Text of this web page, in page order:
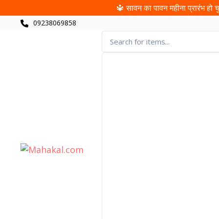
🔱 सावन का पावन महीना प्रारंभ
09238069858